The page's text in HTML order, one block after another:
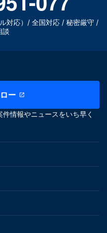
対応）/ 全国対応 / 秘密厳守 /
談
ー
情報やニュースをいち早く